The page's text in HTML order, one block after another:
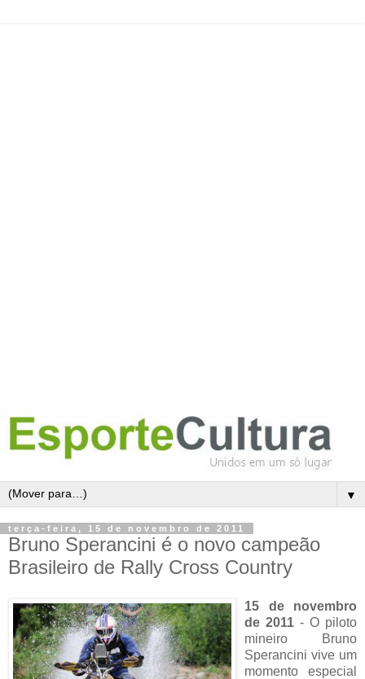
▼
terça-feira, 15 de novembro de 2011
Bruno Sperancini é o novo campeão
Brasileiro de Rally Cross Country
15 de novembro
de 2011 - O piloto
mineiro Bruno
Sperancini vive um
momento especial